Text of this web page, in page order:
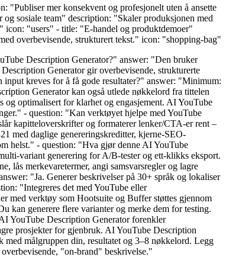
"Publiser mer konsekvent og profesjonelt uten å ansette
sosiale team" description: "Skaler produksjonen med
icon: "users" - title: "E-handel og produktdemoer"
overbevisende, strukturert tekst." icon: "shopping-bag"
Description Generator?" answer: "Den bruker
Generator gir overbevisende, strukturerte
kreves for å få gode resultater?" answer: "Minimum:
Generator kan også utlede nøkkelord fra tittelen
optimalisert for klarhet og engasjement. AI YouTube
- question: "Kan verktøyet hjelpe med YouTube
kapitteloverskrifter og formaterer lenker/CTA-er rent –
med daglige genereringskreditter, kjerne-SEO-
helst." - question: "Hva gjør denne AI YouTube
variant generering for A/B-tester og ett-klikks eksport.
lås merkevaretermer, angi samsvarsregler og lagre
"Ja. Generer beskrivelser på 30+ språk og lokaliser
"Integreres det med YouTube eller
med verktøy som Hootsuite og Buffer støttes gjennom
kan generere flere varianter og merke dem for testing.
YouTube Description Generator forenkler
prosjekter for gjenbruk. AI YouTube Description
målgruppen din, resultatet og 3–8 nøkkelord. Legg
"on-brand" beskrivelse."